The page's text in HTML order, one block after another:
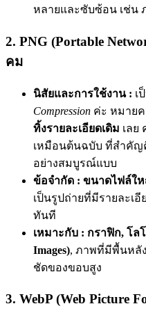
หลายและซับซ้อน เช่น
2. PNG (Portable
คม
นิสัยและการใช้งาน : เ
Compression ค่ะ หมาย
ทิ้งรายละเอียดเดิม เลย
เหมือนต้นฉบับ ที่สำคัญ
อย่างสมบูรณ์แบบ
ข้อจำกัด : ขนาดไฟล์ใ
เป็นรูปถ่ายที่มีรายละเอี
ทันที
เหมาะกับ : กราฟิก, โล
Images), ภาพที่มีพื้นหลั
ชัดของขอบสูง
3. WebP (Web Picture